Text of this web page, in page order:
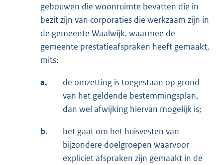
gebouwen die woonruimte bevatten die in
bezit zijn van corporaties die werkzaam zijn in
de gemeente Waalwijk, waarmee de
gemeente prestatieafspraken heeft gemaakt,
mits:
a.
de omzetting is toegestaan op grond
van het geldende bestemmingsplan,
dan wel afwijking hiervan mogelijk is;
b.
het gaat om het huisvesten van
bijzondere doelgroepen waarvoor
expliciet afspraken zijn gemaakt in de